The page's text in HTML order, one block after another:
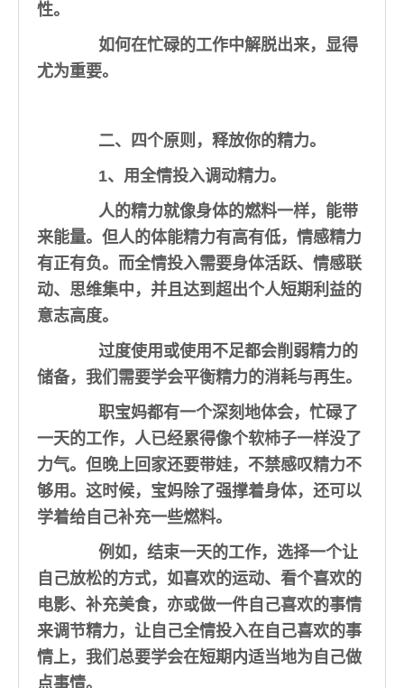
性。
如何在忙碌的工作中解脱出来，显得
尤为重要。
二、四个原则，释放你的精力。
1、用全情投入调动精力。
人的精力就像身体的燃料一样，能带
来能量。但人的体能精力有高有低，情感精力
有正有负。而全情投入需要身体活跃、情感联
动、思维集中，并且达到超出个人短期利益的
意志高度。
过度使用或使用不足都会削弱精力的
储备，我们需要学会平衡精力的消耗与再生。
职宝妈都有一个深刻地体会，忙碌了
一天的工作，人已经累得像个软杮子一样没了
力气。但晚上回家还要带娃，不禁感叹精力不
够用。这时候，宝妈除了强撑着身体，还可以
学着给自己补充一些燃料。
例如，结束一天的工作，选择一个让
自己放松的方式，如喜欢的运动、看个喜欢的
电影、补充美食，亦或做一件自己喜欢的事情
来调节精力，让自己全情投入在自己喜欢的事
情上，我们总要学会在短期内适当地为自己做
点事情。